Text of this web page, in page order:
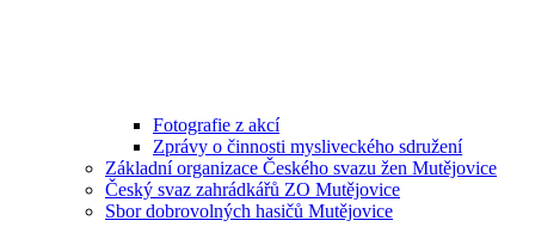
Fotografie z akcí
Zprávy o činnosti mysliveckého sdružení
Základní organizace Českého svazu žen Mutějovice
Český svaz zahrádkářů ZO Mutějovice
Sbor dobrovolných hasičů Mutějovice